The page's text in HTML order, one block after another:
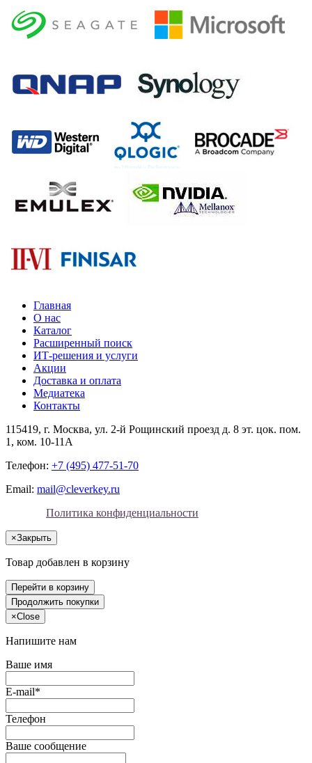
Главная
О нас
Каталог
Расширенный поиск
ИТ-решения и услуги
Акции
Доставка и оплата
Медиатека
Контакты
115419, г. Москва, ул. 2-й Рощинский проезд д. 8 эт. цок. пом.
1, ком. 10-11А
Телефон: +7 (495) 477-51-70
Email: mail@cleverkey.ru
Политика конфиденциальности
×Закрыть
Товар добавлен в корзину
Перейти в корзину
Продолжить покупки
×Close
Напишите нам
Ваше имя
E-mail*
Телефон
Ваше сообщение